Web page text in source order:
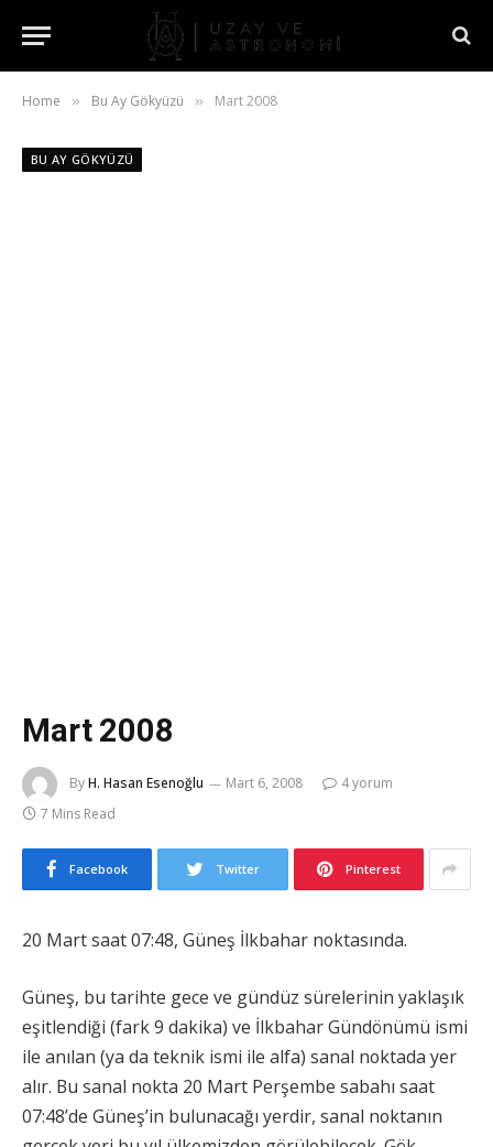
Home » Bu Ay Gökyüzü » Mart 2008
BU AY GÖKYÜZÜ
Mart 2008
ByH. Hasan Esenoğlu Mart 6, 2008
4 yorum
7 Mins Read
Facebook Twitter Pinterest
20 Mart saat 07:48, Güneş İlkbahar noktasında.
Güneş, bu tarihte gece ve gündüz sürelerinin yaklaşık
eşitlendiği (fark 9 dakika) ve İlkbahar Gündönümü ismi
ile anılan (ya da teknik ismi ile alfa) sanal noktada yer
alır. Bu sanal nokta 20 Mart Perşembe sabahı saat
07:48’de Güneş’in bulunacağı yerdir, sanal noktanın